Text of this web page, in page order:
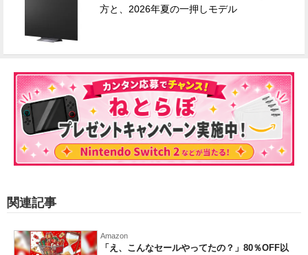
方と、2026年夏の一押しモデル
関連記事
Amazon
「え、こんなセールやってたの？」80％OFF以